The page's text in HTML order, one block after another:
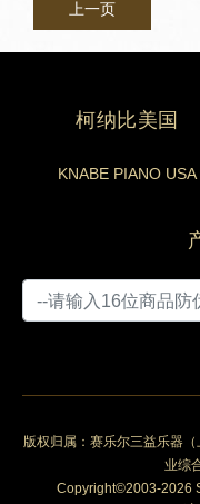
上一页
柯纳比美国
KNABE PIANO USA
版权归属：赛乐尔三益乐器
业综
Copyright©2003-2026